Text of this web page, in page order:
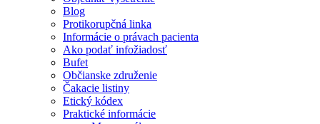
Blog
Protikorupčná linka
Informácie o právach pacienta
Ako podať infožiadosť
Bufet
Občianske združenie
Čakacie listiny
Etický kódex
Praktické informácie